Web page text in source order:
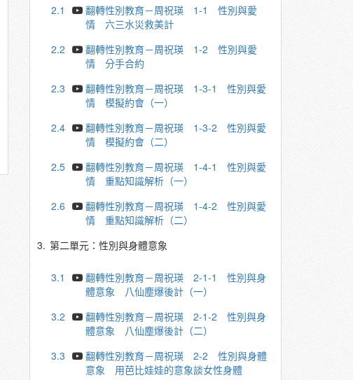
2.1
翻轉性別教育－周祝瑛 1-1 性別與愛
情 六三水災救美計
2.2
翻轉性別教育－周祝瑛 1-2 性別與愛
情 分手合約
2.3
翻轉性別教育－周祝瑛 1-3-1 性別與愛
情 模擬約會（一）
2.4
翻轉性別教育－周祝瑛 1-3-2 性別與愛
情 模擬約會（二）
2.5
翻轉性別教育－周祝瑛 1-4-1 性別與愛
情 重點知識解析（一）
2.6
翻轉性別教育－周祝瑛 1-4-2 性別與愛
情 重點知識解析（二）
3. 第二單元：性別與身體意象
3.1
翻轉性別教育－周祝瑛 2-1-1 性別與身
體意象 八仙塵爆後計（一）
3.2
翻轉性別教育－周祝瑛 2-1-2 性別與身
體意象 八仙塵爆後計（二）
3.3
翻轉性別教育－周祝瑛 2-2 性別與身體
意象 用芭比娃娃的意象談女性身體